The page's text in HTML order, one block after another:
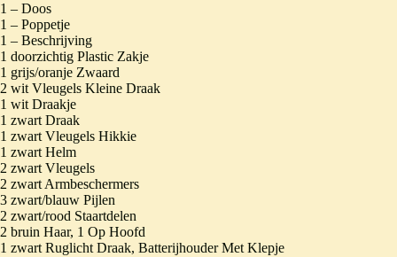
1 – Doos
1 – Poppetje
1 – Beschrijving
1 doorzichtig Plastic Zakje
1 grijs/oranje Zwaard
2 wit Vleugels Kleine Draak
1 wit Draakje
1 zwart Draak
1 zwart Vleugels Hikkie
1 zwart Helm
2 zwart Vleugels
2 zwart Armbeschermers
3 zwart/blauw Pijlen
2 zwart/rood Staartdelen
2 bruin Haar, 1 Op Hoofd
1 zwart Ruglicht Draak, Batterijhouder Met Klepje